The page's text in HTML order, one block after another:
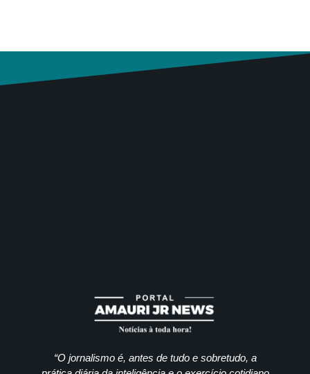
“O jornalismo é, antes de tudo e sobretudo, a